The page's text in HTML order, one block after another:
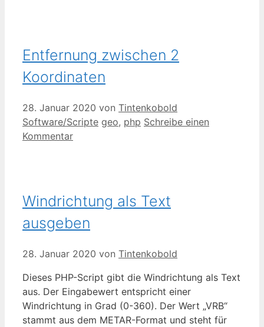
Entfernung zwischen 2
Koordinaten
28. Januar 2020 von Tintenkobold
Kategorien
Software/Scripte Schlagwörter
geo, php Schreibe einen
Kommentar
Windrichtung als Text
ausgeben
28. Januar 2020 von Tintenkobold
Dieses PHP-Script gibt die Windrichtung als Text
aus. Der Eingabewert entspricht einer
Windrichtung in Grad (0-360). Der Wert „VRB“
stammt aus dem METAR-Format und steht für